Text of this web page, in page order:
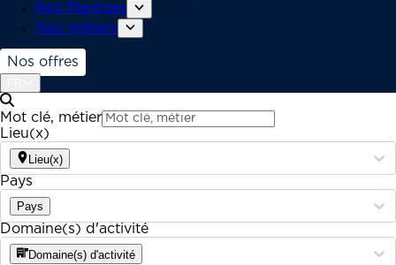
Nos Marques
Nos métiers
Nos offres
Mot clé, métier
Lieu(x)
Lieu(x)
Pays
Pays
Domaine(s) d'activité
Domaine(s) d'activité